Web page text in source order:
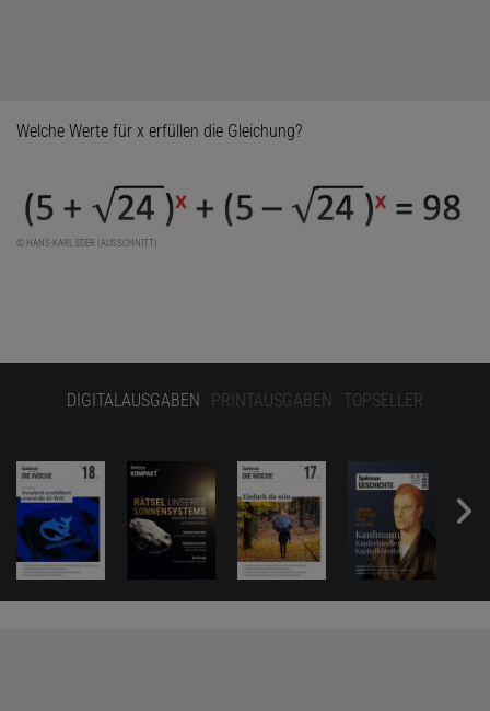
Welche Werte für x erfüllen die Gleichung?
© HANS-KARL EDER (AUSSCHNITT)
DIGITALAUSGABEN PRINTAUSGABEN TOPSELLER